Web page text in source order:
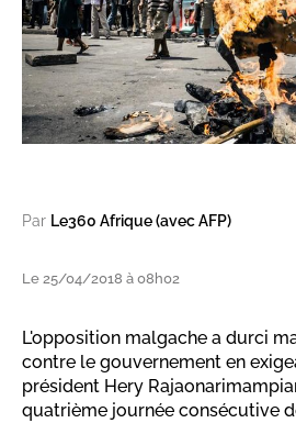
Par Le360 Afrique (avec AFP)
Le 25/04/2018 à 08h02
L'opposition malgache a durci
contre le gouvernement en
président Hery
quatrième journée consécutive